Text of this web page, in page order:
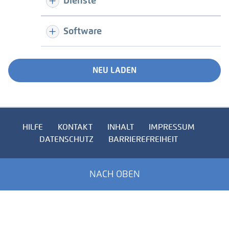
Software
NEU LADEN
HILFE KONTAKT INHALT
IMPRESSUM
DATENSCHUTZ
BARRIEREFREIHEIT
NACH OBEN